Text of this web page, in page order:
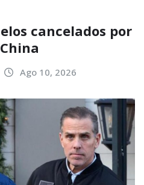
cancelados por
Ago 10, 2026